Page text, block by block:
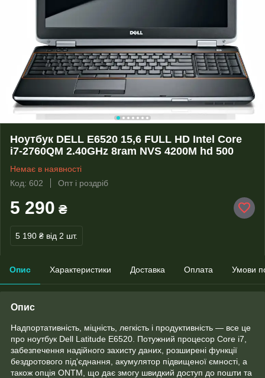
Ноутбук DELL E6520 15,6 FULL HD Intel Core
i7-2760QM 2.40GHz 8ram NVS 4200M hd 500
Немає в наявності
Код: 602
Опт і роздріб
5 290 ₴
5 190 ₴ від 2 шт.
Опис Характеристики Доставка Оплата Умови
Опис
Надпортативність, міцність, легкість і продуктивність — все це
про ноутбук Dell Latitude E6520. Потужний процесор Core i7,
забезпечення надійного захисту даних, розширені функції
бездротового під'єднання, акумулятор підвищеної ємності, а
також опція ONTM, що дає змогу швидкий доступ до пошти та